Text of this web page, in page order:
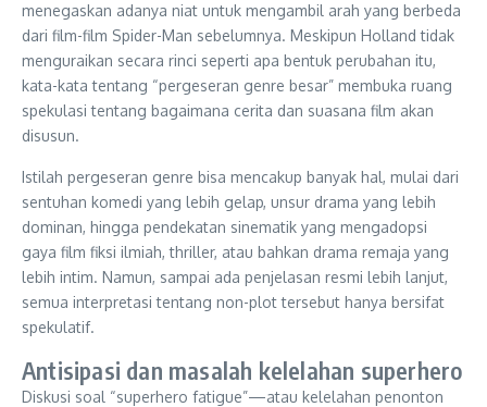
menegaskan adanya niat untuk mengambil arah yang berbeda
dari film-film Spider-Man sebelumnya. Meskipun Holland tidak
menguraikan secara rinci seperti apa bentuk perubahan itu,
kata-kata tentang “pergeseran genre besar” membuka ruang
spekulasi tentang bagaimana cerita dan suasana film akan
disusun.
Istilah pergeseran genre bisa mencakup banyak hal, mulai dari
sentuhan komedi yang lebih gelap, unsur drama yang lebih
dominan, hingga pendekatan sinematik yang mengadopsi
gaya film fiksi ilmiah, thriller, atau bahkan drama remaja yang
lebih intim. Namun, sampai ada penjelasan resmi lebih lanjut,
semua interpretasi tentang non-plot tersebut hanya bersifat
spekulatif.
Antisipasi dan masalah kelelahan superhero
Diskusi soal “superhero fatigue”—atau kelelahan penonton